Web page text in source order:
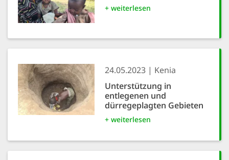
+ weiterlesen
24.05.2023
Kenia
Unterstützung in
entlegenen und
dürregeplagten Gebieten
+ weiterlesen